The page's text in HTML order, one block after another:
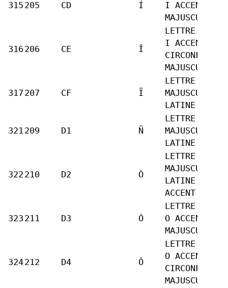
315 205 CD Í
I ACCENT
MAJUSCULE
316 206 CE Î
LETTRE
I ACCENT
CIRCONFLEXE
MAJUSCULE
317 207 CF Ï
LETTRE
MAJUSCULE
LATINE I
321 209 D1 Ñ
LETTRE
MAJUSCULE
LATINE N
322 210 D2 Ò
LETTRE
MAJUSCULE
LATINE O
ACCENT GRAVE
323 211 D3 Ó
LETTRE
O ACCENT
MAJUSCULE
324212 D4 Ô
LETTRE
O ACCENT
CIRCONFLEXE
MAJUSCULE